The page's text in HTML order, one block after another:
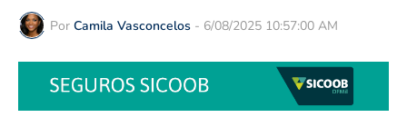
Por Camila Vasconcelos - 6/08/2025 10:57:00 AM